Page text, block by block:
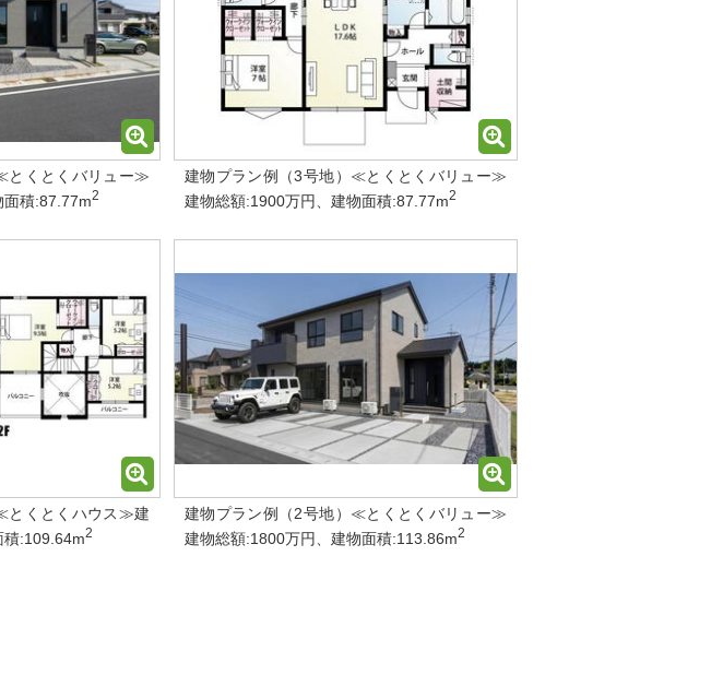
とくとくバリュー≫
積:87.77m2
建物プラン例（3号地）≪とくとくバリュー≫
建物総額:1900万円、建物面積:87.77m2
とくとくハウス≫建
積:109.64m2
建物プラン例（2号地）≪とくとくバリュー≫
建物総額:1800万円、建物面積:113.86m2